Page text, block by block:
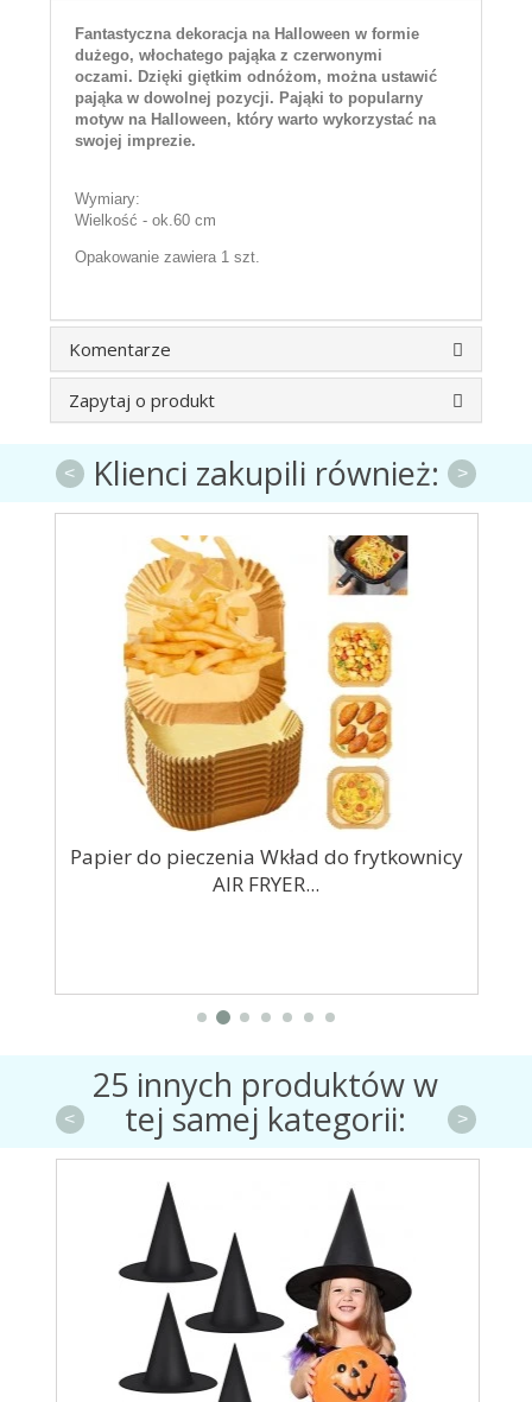
Fantastyczna dekoracja na Halloween w formie
dużego, włochatego pająka z czerwonymi
oczami. Dzięki giętkim odnóżom, można ustawić
pająka w dowolnej pozycji. Pająki to popularny
motyw na Halloween, który warto wykorzystać na
swojej imprezie.
Wymiary:
Wielkość - ok.60 cm
Opakowanie zawiera 1 szt.
Komentarze
Zapytaj o produkt
Klienci zakupili również:
Papier do pieczenia Wkład do frytkownicy
AIR FRYER...
< >
25 innych produktów w
tej samej kategorii:
< >